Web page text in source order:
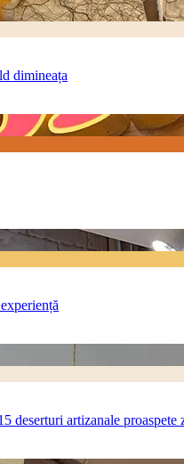
dimineața
deserturi artizanale proaspete